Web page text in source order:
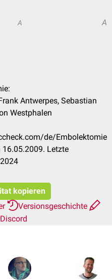
A A
Antwerpes, Sebastian
Westphalen
de/Embolektomie
16.05.2009. Letzte
kopieren
Versionsgeschichte
Discord